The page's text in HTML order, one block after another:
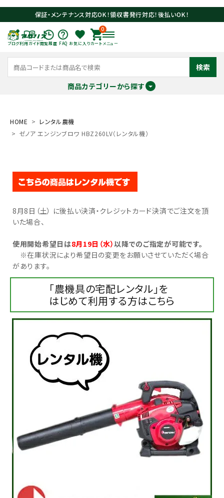
保証・メンテナンス対応OK！領収書発行対応！後払いOK！
ブログ利用ガイド閲覧履歴 FAQ お気に入り
0
カート メニュー
検索
商品カテゴリーから探す
meeting_room ログイン
お気に入り一覧
閲覧履歴一覧
農業資材
作業用品
補修部品
利用ガイド
HOME
レンタル農機
ゼノア エンジンブロワ HBZ260LV（レンタル機）
8月8日（土） に後払い決済・クレジットカード決済でご注文を頂
いた場合、
使用開始希望日は8月19日（水）以降でのご指定が可能です。
※在庫状況により希望日の変更をお願いさせていただく場合
があります。
「農機具の宅配レンタル」を
はじめて利用する方はこちら